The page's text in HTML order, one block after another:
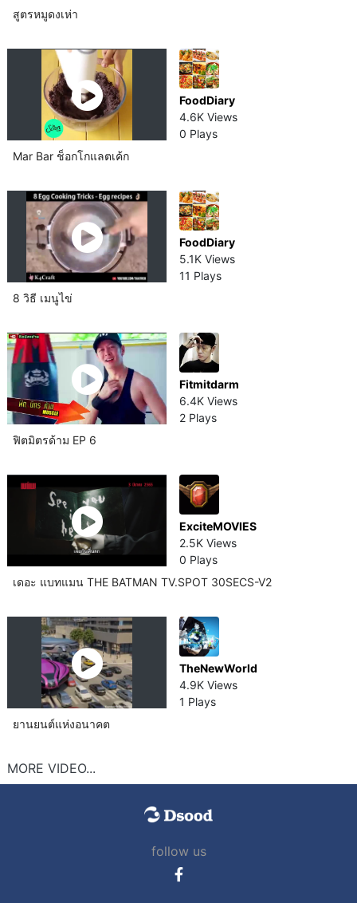
สูตรหมูดงเห่า
FoodDiary
4.6K Views
0 Plays
Mar Bar ช็อกโกแลต​เค้ก
FoodDiary
5.1K Views
11 Plays
8 วิธี เมนูไข่
Fitmitdarm
6.4K Views
2 Plays
ฟิตมิตรด้าม EP 6
ExciteMOVIES
2.5K Views
0 Plays
เดอะ แบทแมน THE BATMAN TV.SPOT 30SECS-V2
TheNewWorld
4.9K Views
1 Plays
ยานยนต์​แห่งอนาคต
MORE VIDEO...
follow us